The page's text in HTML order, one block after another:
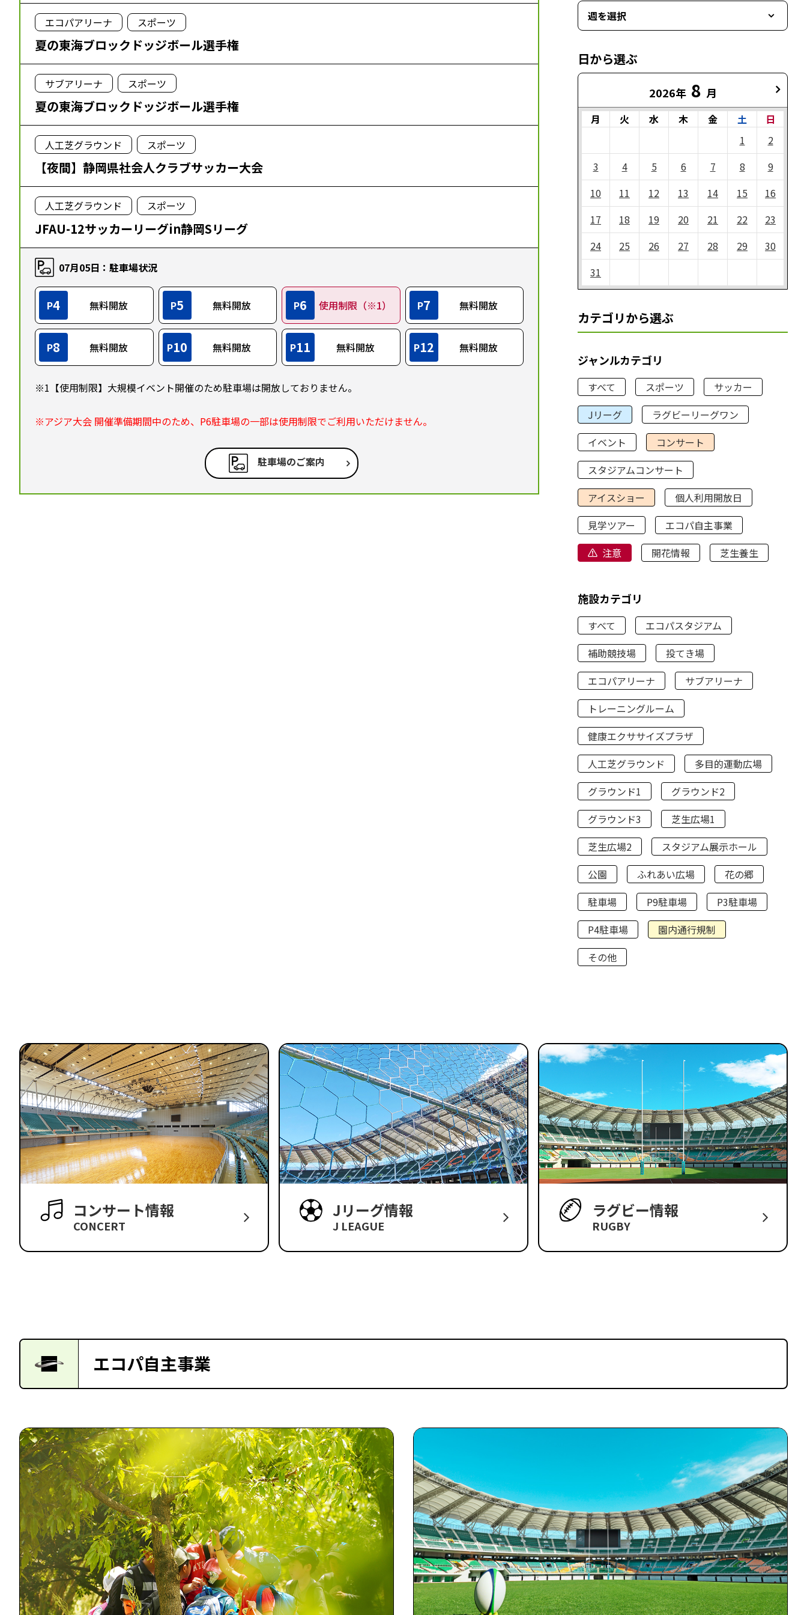
エコパアリーナ スポーツ
夏の東海ブロックドッジボール選手権
サブアリーナ スポーツ
夏の東海ブロックドッジボール選手権
人工芝グラウンド スポーツ
【夜間】静岡県社会人クラブサッカー大会
人工芝グラウンド スポーツ
JFAU-12サッカーリーグin静岡Sリーグ
07月05日：駐車場状況
P4 無料開放 P5 無料開放 P6 使用制限（※1） P7 無料開放
P8 無料開放 P10 無料開放 P11 無料開放 P12 無料開放
※1【使用制限】大規模イベント開催のため駐車場は開放しておりません。
※アジア大会 開催準備期間中のため、P6駐車場の一部は使用制限でご利用いただけません。
駐車場のご案内
週を選択
日から選ぶ
2026年 8 月
月 火 水 木 金 土
日
1
2
3
4 5 6 7 8
9
10
11 12 13 14 15
16
17
18 19 20 21 22
23
24
25 26 27 28 29
30
31
カテゴリから選ぶ
ジャンルカテゴリ
すべて スポーツ
サッカー
Jリーグ
ラグビーリーグワン
イベント
コンサート
スタジアムコンサート
アイスショー
個人利用開放日
見学ツアー
エコパ自主事業
注意
開花情報 芝生養生
施設カテゴリ
すべて
エコパスタジアム
補助競技場
投てき場
エコパアリーナ
サブアリーナ
トレーニングルーム
健康エクササイズプラザ
人工芝グラウンド
多目的運動広場
グラウンド1
グラウンド2
グラウンド3
芝生広場1
芝生広場2
スタジアム展示ホール
公園
ふれあい広場
花の郷
駐車場
P9駐車場
P3駐車場
P4駐車場
園内通行規制
その他
コンサート情報
CONCERT
Jリーグ情報
J LEAGUE
ラグビー情報
RUGBY
エコパ自主事業